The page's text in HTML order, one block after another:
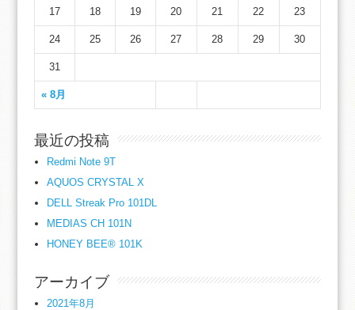
« 8月
17 18 19 20 21 22 23
24 25 26 27 28 29 30
31
最近の投稿
Redmi Note 9T
AQUOS CRYSTAL X
DELL Streak Pro 101DL
MEDIAS CH 101N
HONEY BEE® 101K
アーカイブ
2021年8月